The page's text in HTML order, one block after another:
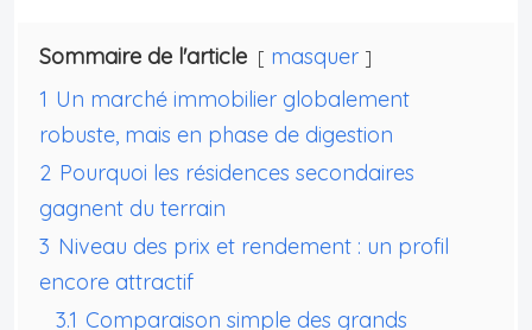
Sommaire de l'article
masquer
1 Un marché immobilier globalement
robuste, mais en phase de digestion
2 Pourquoi les résidences secondaires
gagnent du terrain
3 Niveau des prix et rendement : un profil
encore attractif
3.1 Comparaison simple des grands